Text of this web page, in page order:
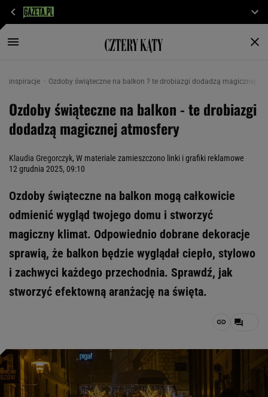
inspiracje Ozdoby świąteczne na balkon ? te drobiazgi dodadzą magicznej
Ozdoby świąteczne na balkon - te drobiazgi
dodadzą magicznej atmosfery
Klaudia Gregorczyk, W materiale zamieszczono linki i grafiki reklamowe
12 grudnia 2025, 09:10
Ozdoby świąteczne na balkon mogą całkowicie
odmienić wygląd twojego domu i stworzyć
magiczny klimat. Odpowiednio dobrane dekoracje
sprawią, że balkon będzie wyglądał ciepło, stylowo
i zachwyci każdego przechodnia. Sprawdź, jak
stworzyć efektowną aranżację na święta.